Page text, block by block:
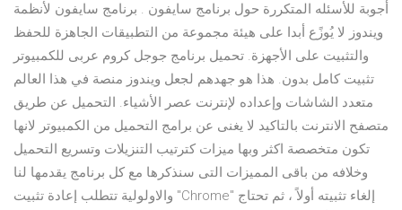
أجوبة للأسئله المتكررة حول برنامج سايفون . برنامج سايفون لأنظمة
ويندوز لا يُوزًع أبدا على هيئة مجموعة من التطبيقات الجاهزة للحفظ
والتثبيت على الأجهزة. تحميل برنامج جوجل كروم عربى للكمبيوتر
تثبيت كامل بدون. هذا هو جهدهم لجعل ويندوز منصة في هذا العالم
متعدد الشاشات وإعداده لإنترنت عصر الأشياء. التحميل عن طريق
متصفح الانترنت بالتاكيد لا يغنى عن برامج التحميل من الكمبيوتر لانها
تكون متخصصة اكثر وبها ميزات كترتيب التنزيلات وتسريع التحميل
وخلافه من باقى المميزات التى سنذكرها مع كل برنامج يقدمها لنا
والاولولية تتطلب إعادة تثبيت "Chrome" إلغاء تثبيته أولاً ، ثم تحتاج